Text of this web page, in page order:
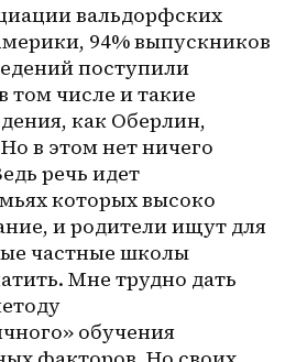
вальдорфских
94% выпускников
поступили
том числе и такие
как Оберлин,
в этом нет ничего
речь идет
которых высоко
и родители ищут для
частные школы
Мне трудно дать
обучения